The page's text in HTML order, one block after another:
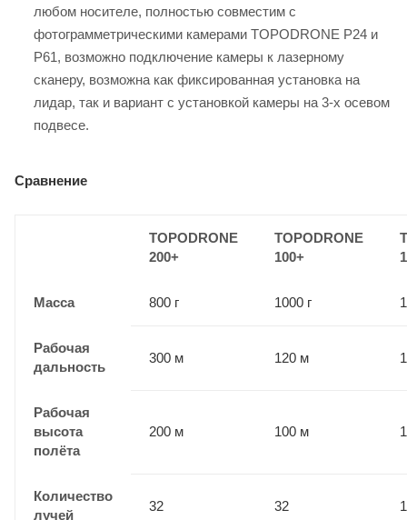
любом носителе, полностью совместим с
фотограмметрическими камерами TOPODRONE P24 и
P61, возможно подключение камеры к лазерному
сканеру, возможна как фиксированная установка на
лидар, так и вариант с установкой камеры на 3-х осевом
подвесе.
Сравнение
TOPODRONE
200+
TOPODRONE
100+
Масса 800 г 1000 г
Рабочая
дальность
300 м 120 м
Рабочая
высота
полёта
200 м 100 м
Количество
лучей
32 32